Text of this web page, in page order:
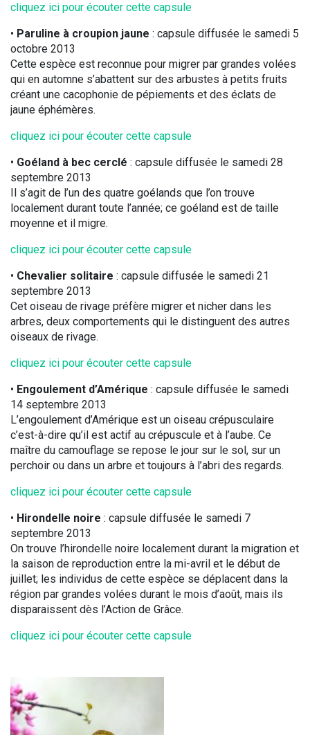
cliquez ici pour écouter cette capsule
• Paruline à croupion jaune : capsule diffusée le samedi 5
octobre 2013
Cette espèce est reconnue pour migrer par grandes volées
qui en automne s’abattent sur des arbustes à petits fruits
créant une cacophonie de pépiements et des éclats de
jaune éphémères.
cliquez ici pour écouter cette capsule
• Goéland à bec cerclé : capsule diffusée le samedi 28
septembre 2013
Il s’agit de l’un des quatre goélands que l’on trouve
localement durant toute l’année; ce goéland est de taille
moyenne et il migre.
cliquez ici pour écouter cette capsule
• Chevalier solitaire : capsule diffusée le samedi 21
septembre 2013
Cet oiseau de rivage préfère migrer et nicher dans les
arbres, deux comportements qui le distinguent des autres
oiseaux de rivage.
cliquez ici pour écouter cette capsule
• Engoulement d’Amérique : capsule diffusée le samedi
14 septembre 2013
L’engoulement d’Amérique est un oiseau crépusculaire
c’est-à-dire qu’il est actif au crépuscule et à l’aube. Ce
maître du camouflage se repose le jour sur le sol, sur un
perchoir ou dans un arbre et toujours à l’abri des regards.
cliquez ici pour écouter cette capsule
• Hirondelle noire : capsule diffusée le samedi 7
septembre 2013
On trouve l’hirondelle noire localement durant la migration et
la saison de reproduction entre la mi-avril et le début de
juillet; les individus de cette espèce se déplacent dans la
région par grandes volées durant le mois d’août, mais ils
disparaissent dès l’Action de Grâce.
cliquez ici pour écouter cette capsule